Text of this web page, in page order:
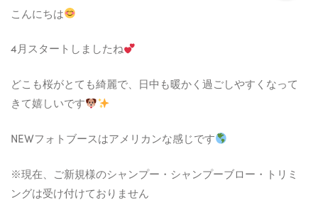
こんにちは
4月スタートしましたね
どこも桜がとても綺麗で、日中も暖かく過ごしやすくなって
きて嬉しいです
NEWフォトブースはアメリカンな感じです
※現在、ご新規様のシャンプー・シャンプーブロー・トリミ
ングは受け付けておりません